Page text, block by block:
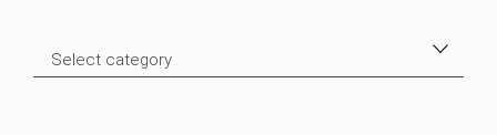
2024 4
Select category